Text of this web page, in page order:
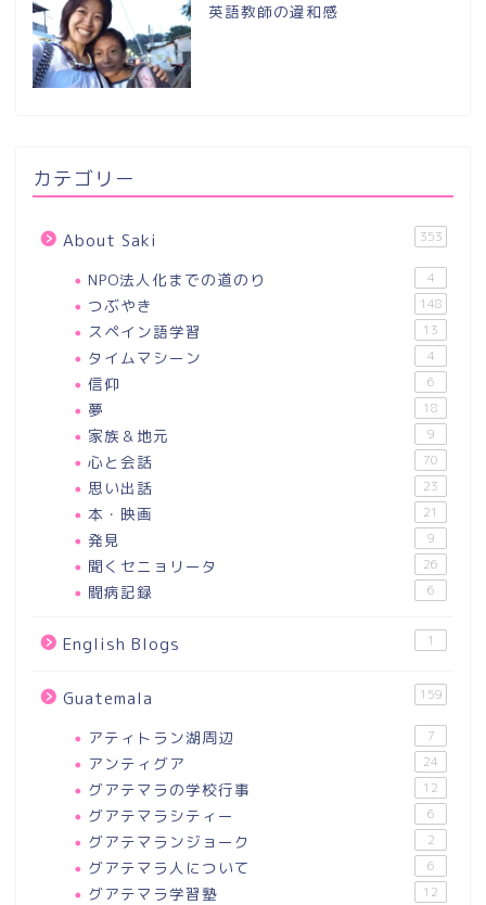
英語教師の違和感
カテゴリー
About Saki 353
NPO法人化までの道のり 4
つぶやき 148
スペイン語学習 13
タイムマシーン 4
信仰 6
夢 18
家族＆地元 9
心と会話 70
思い出話 23
本・映画 21
発見 9
聞くセニョリータ 26
闘病記録 6
English Blogs 1
Guatemala 159
アティトラン湖周辺 7
アンティグア 24
グアテマラの学校行事 12
グアテマラシティー 6
グアテマランジョーク 2
グアテマラ人について 6
グアテマラ学習塾 12